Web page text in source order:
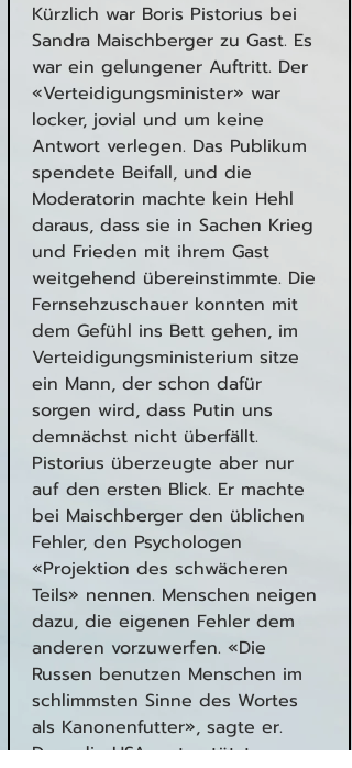
Kürzlich war Boris Pistorius bei
Sandra Maischberger zu Gast. Es
war ein gelungener Auftritt. Der
«Verteidigungsminister» war
locker, jovial und um keine
Antwort verlegen. Das Publikum
spendete Beifall, und die
Moderatorin machte kein Hehl
daraus, dass sie in Sachen Krieg
und Frieden mit ihrem Gast
weitgehend übereinstimmte. Die
Fernsehzuschauer konnten mit
dem Gefühl ins Bett gehen, im
Verteidigungsministerium sitze
ein Mann, der schon dafür
sorgen wird, dass Putin uns
demnächst nicht überfällt.
Pistorius überzeugte aber nur
auf den ersten Blick. Er machte
bei Maischberger den üblichen
Fehler, den Psychologen
«Projektion des schwächeren
Teils» nennen. Menschen neigen
dazu, die eigenen Fehler dem
anderen vorzuwerfen. «Die
Russen benutzen Menschen im
schlimmsten Sinne des Wortes
als Kanonenfutter», sagte er.
Dass die USA, unterstützt von